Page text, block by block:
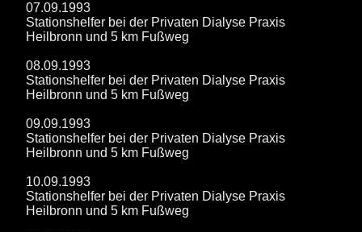
07.09.1993
Stationshelfer bei der Privaten Dialyse Praxis
Heilbronn und 5 km Fußweg
08.09.1993
Stationshelfer bei der Privaten Dialyse Praxis
Heilbronn und 5 km Fußweg
09.09.1993
Stationshelfer bei der Privaten Dialyse Praxis
Heilbronn und 5 km Fußweg
10.09.1993
Stationshelfer bei der Privaten Dialyse Praxis
Heilbronn und 5 km Fußweg